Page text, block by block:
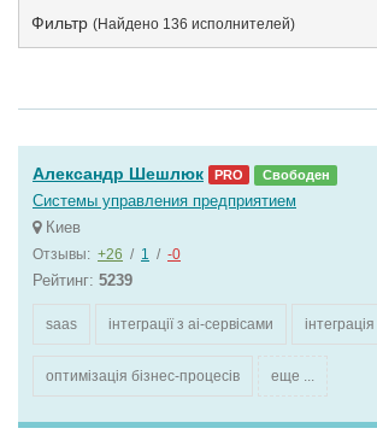
Фильтр (Найдено 136 исполнителей)
Александр Шешлюк PRO Свободен
Системы управления предприятием
Киев
Отзывы: +26 / 1 / -0
Рейтинг: 5239
saas інтеграції з ai-сервісами
оптимізація бізнес-процесів еще ...